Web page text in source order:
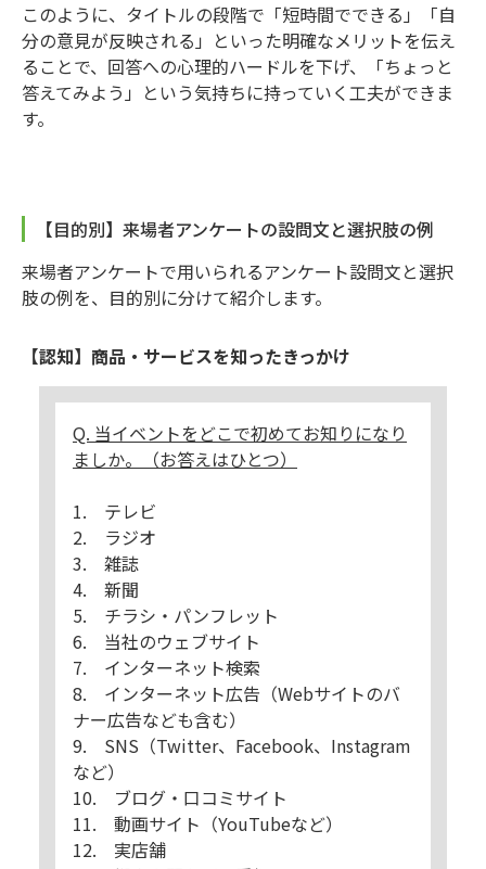
このように、タイトルの段階で「短時間でできる」「自
分の意見が反映される」といった明確なメリットを伝え
ることで、回答への心理的ハードルを下げ、「ちょっと
答えてみよう」という気持ちに持っていく工夫ができま
す。
【目的別】来場者アンケートの設問文と選択肢の例
来場者アンケートで用いられるアンケート設問文と選択
肢の例を、目的別に分けて紹介します。
【認知】商品・サービスを知ったきっかけ
Q. 当イベントをどこで初めてお知りになり
ましか。（お答えはひとつ）
1. テレビ
2. ラジオ
3. 雑誌
4. 新聞
5. チラシ・パンフレット
6. 当社のウェブサイト
7. インターネット検索
8. インターネット広告（Webサイトのバ
ナー広告なども含む）
9. SNS（Twitter、Facebook、Instagram
など）
10. ブログ・口コミサイト
11. 動画サイト（YouTubeなど）
12. 実店舗